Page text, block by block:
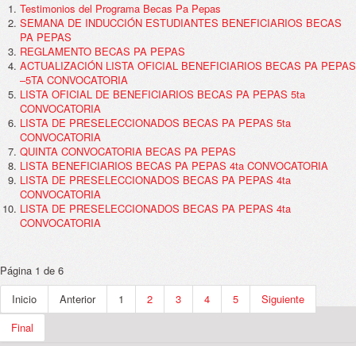
Testimonios del Programa Becas Pa Pepas
SEMANA DE INDUCCIÓN ESTUDIANTES BENEFICIARIOS BECAS
PA PEPAS
REGLAMENTO BECAS PA PEPAS
ACTUALIZACIÓN LISTA OFICIAL BENEFICIARIOS BECAS PA PEPAS
–5TA CONVOCATORIA
LISTA OFICIAL DE BENEFICIARIOS BECAS PA PEPAS 5ta
CONVOCATORIA
LISTA DE PRESELECCIONADOS BECAS PA PEPAS 5ta
CONVOCATORIA
QUINTA CONVOCATORIA BECAS PA PEPAS
LISTA BENEFICIARIOS BECAS PA PEPAS 4ta CONVOCATORIA
LISTA DE PRESELECCIONADOS BECAS PA PEPAS 4ta
CONVOCATORIA
LISTA DE PRESELECCIONADOS BECAS PA PEPAS 4ta
CONVOCATORIA
Página 1 de 6
Inicio
Anterior 1 2 3 4 5
Siguiente
Final